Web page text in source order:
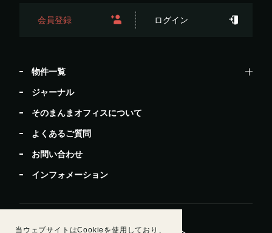
当ウェブサイトはCookieを使用しており、
会員登録 ログイン
物件一覧
ジャーナル
そのまんまオフィスについて
よくあるご質問
お問い合わせ
インフォメーション
居抜きで退去したい方 ビルオーナー・管理会社様へ